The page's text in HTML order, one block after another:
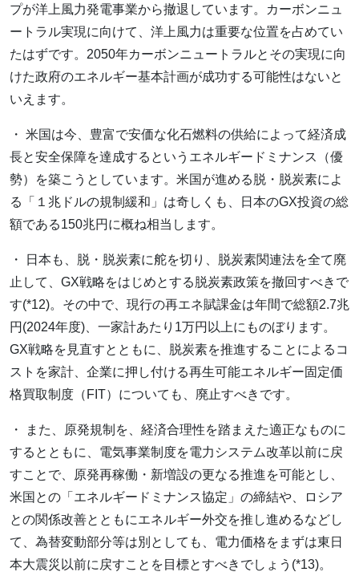
プが洋上風力発電事業から撤退しています。カーボンニュ
ートラル実現に向けて、洋上風力は重要な位置を占めてい
たはずです。2050年カーボンニュートラルとその実現に向
けた政府のエネルギー基本計画が成功する可能性はないと
いえます。
・ 米国は今、豊富で安価な化石燃料の供給によって経済成
長と安全保障を達成するというエネルギードミナンス（優
勢）を築こうとしています。米国が進める脱・脱炭素によ
る「１兆ドルの規制緩和」は奇しくも、日本のGX投資の総
額である150兆円に概ね相当します。
・ 日本も、脱・脱炭素に舵を切り、脱炭素関連法を全て廃
止して、GX戦略をはじめとする脱炭素政策を撤回すべきで
す(*12)。その中で、現行の再エネ賦課金は年間で総額2.7兆
円(2024年度)、一家計あたり1万円以上にものぼります。
GX戦略を見直すとともに、脱炭素を推進することによるコ
ストを家計、企業に押し付ける再生可能エネルギー固定価
格買取制度（FIT）についても、廃止すべきです。
・ また、原発規制を、経済合理性を踏まえた適正なものに
するとともに、電気事業制度を電力システム改革以前に戻
すことで、原発再稼働・新増設の更なる推進を可能とし、
米国との「エネルギードミナンス協定」の締結や、ロシア
との関係改善とともにエネルギー外交を推し進めるなどし
て、為替変動部分等は別としても、電力価格をまずは東日
本大震災以前に戻すことを目標とすべきでしょう(*13)。